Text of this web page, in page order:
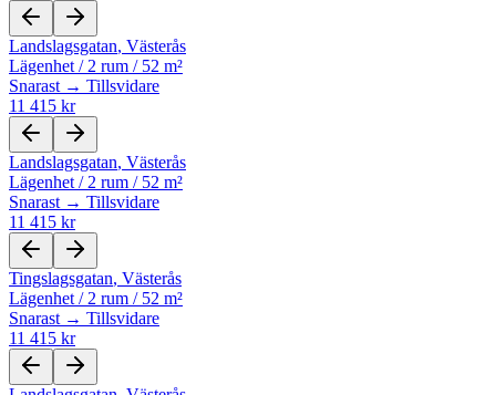
Landslagsgatan, Västerås
Lägenhet / 2 rum / 52 m²
Snarast → Tillsvidare
11 415 kr
Landslagsgatan, Västerås
Lägenhet / 2 rum / 52 m²
Snarast → Tillsvidare
11 415 kr
Tingslagsgatan, Västerås
Lägenhet / 2 rum / 52 m²
Snarast → Tillsvidare
11 415 kr